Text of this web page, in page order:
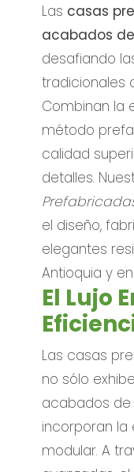
Las casas
acabados
desafiando
tradicionales
Combinan la
método
calidad
detalles.
el diseño,
elegantes
Antioquia y
El Lujo
Las casas
no sólo
acabados de
incorporan
modular. A